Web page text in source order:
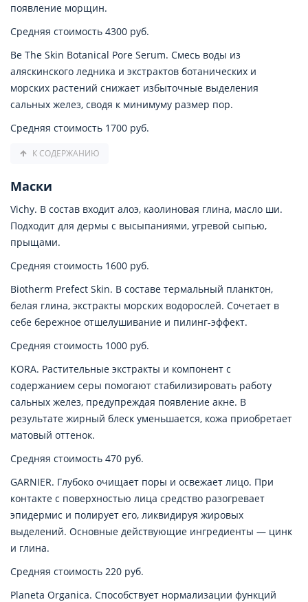
появление морщин.
Средняя стоимость 4300 руб.
Be The Skin Botanical Pore Serum. Смесь воды из
аляскинского ледника и экстрактов ботанических и
морских растений снижает избыточные выделения
сальных желез, сводя к минимуму размер пор.
Средняя стоимость 1700 руб.
К СОДЕРЖАНИЮ
Маски
Vichy. В состав входит алоэ, каолиновая глина, масло ши.
Подходит для дермы с высыпаниями, угревой сыпью,
прыщами.
Средняя стоимость 1600 руб.
Biotherm Prefect Skin. В составе термальный планктон,
белая глина, экстракты морских водорослей. Сочетает в
себе бережное отшелушивание и пилинг-эффект.
Средняя стоимость 1000 руб.
KORA. Растительные экстракты и компонент с
содержанием серы помогают стабилизировать работу
сальных желез, предупреждая появление акне. В
результате жирный блеск уменьшается, кожа приобретает
матовый оттенок.
Средняя стоимость 470 руб.
GARNIER. Глубоко очищает поры и освежает лицо. При
контакте с поверхностью лица средство разогревает
эпидермис и полирует его, ликвидируя жировых
выделений. Основные действующие ингредиенты — цинк
и глина.
Средняя стоимость 220 руб.
Planeta Organica. Способствует нормализации функций